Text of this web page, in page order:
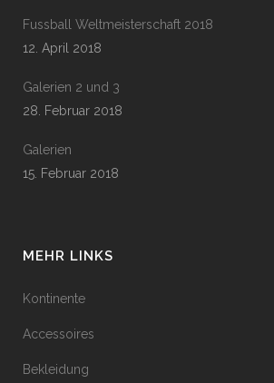
Fussball Weltmeisterschaft 2018
12. April 2018
Galerien 2 und 3
28. Februar 2018
Galerien
15. Februar 2018
MEHR LINKS
Kontinente
Accessoires
Bekleidung